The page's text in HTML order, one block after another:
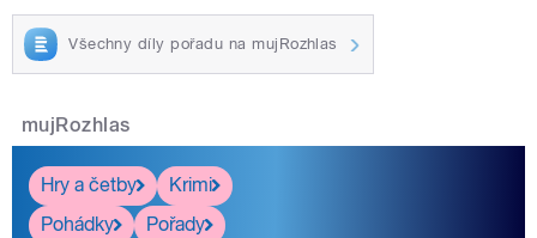
Všechny díly pořadu na mujRozhlas
mujRozhlas
Hry a četby
Krimi
Pohádky
Pořady